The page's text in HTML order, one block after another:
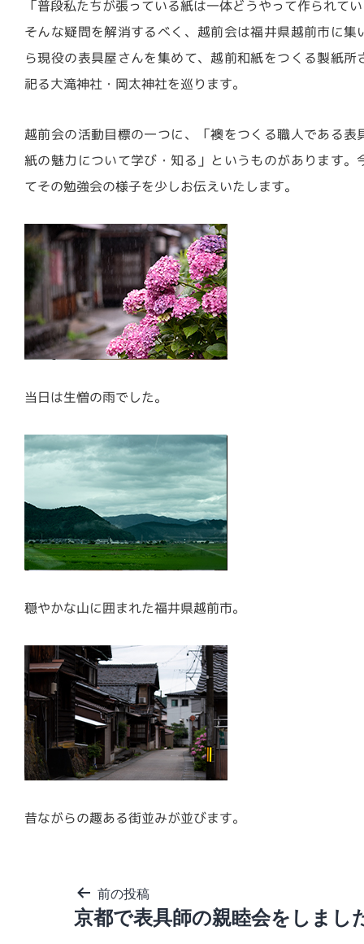
「普段私たちが張っている紙は一体どうやって作られて
そんな疑問を解消するべく、越前会は福井県越前市に集
ら現役の表具屋さんを集めて、越前和紙をつくる製紙所
祀る大滝神社・岡太神社を巡ります。
越前会の活動目標の一つに、「襖をつくる職人である表
紙の魅力について学び・知る」というものがあります。
てその勉強会の様子を少しお伝えいたします。
当日は生憎の雨でした。
穏やかな山に囲まれた福井県越前市。
昔ながらの趣ある街並みが並びます。
投
稿
ナ
前の投稿
京都で表具師の親睦会をしまし